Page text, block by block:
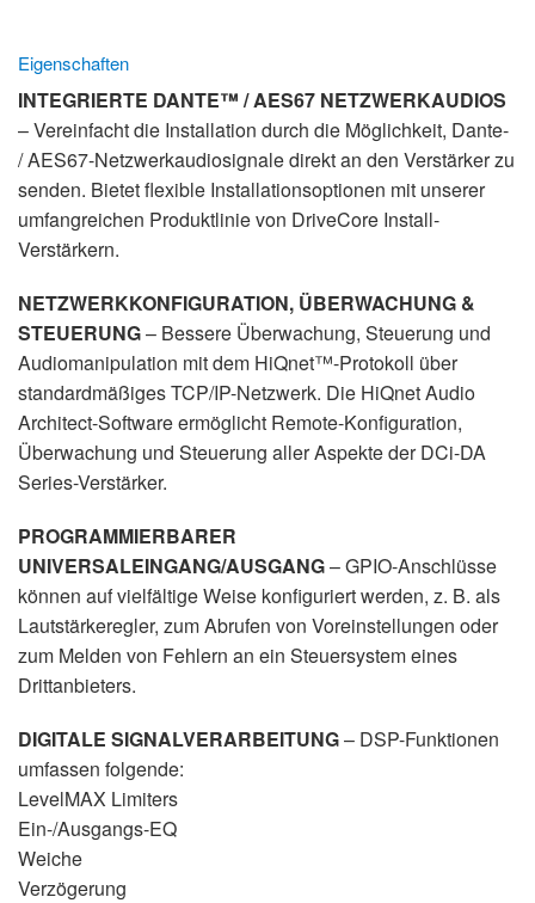
Eigenschaften
INTEGRIERTE DANTE™ / AES67 NETZWERKAUDIOS
– Vereinfacht die Installation durch die Möglichkeit, Dante-
/ AES67-Netzwerkaudiosignale direkt an den Verstärker zu
senden. Bietet flexible Installationsoptionen mit unserer
umfangreichen Produktlinie von DriveCore Install-
Verstärkern.
NETZWERKKONFIGURATION, ÜBERWACHUNG &
STEUERUNG– Bessere Überwachung, Steuerung und
Audiomanipulation mit dem HiQnet™-Protokoll über
standardmäßiges TCP/IP-Netzwerk. Die HiQnet Audio
Architect-Software ermöglicht Remote-Konfiguration,
Überwachung und Steuerung aller Aspekte der DCi-DA
Series-Verstärker.
PROGRAMMIERBARER
UNIVERSALEINGANG/AUSGANG– GPIO-Anschlüsse
können auf vielfältige Weise konfiguriert werden, z. B. als
Lautstärkeregler, zum Abrufen von Voreinstellungen oder
zum Melden von Fehlern an ein Steuersystem eines
Drittanbieters.
DIGITALE SIGNALVERARBEITUNG– DSP-Funktionen
umfassen folgende:
LevelMAX Limiters
Ein-/Ausgangs-EQ
Weiche
Verzögerung